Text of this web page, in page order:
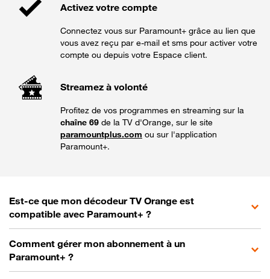
Activez votre compte
Connectez vous sur Paramount+ grâce au lien que
vous avez reçu par e-mail et sms pour activer votre
compte ou depuis votre Espace client.
Streamez à volonté
Profitez de vos programmes en streaming sur la
chaîne 69 de la TV d'Orange, sur le site
paramountplus.com ou sur l'application
Paramount+.
Est-ce que mon décodeur TV Orange est
compatible avec Paramount+ ?
Comment gérer mon abonnement à un
Paramount+ ?